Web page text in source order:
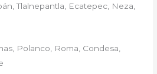
Tlalnepantla, Ecatepec, Neza,
Polanco, Roma, Condesa,